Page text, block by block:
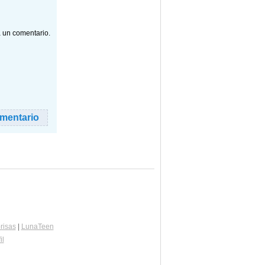
un comentario.
|
LunaTeen